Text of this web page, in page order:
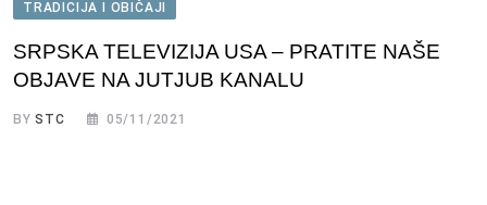
TRADICIJA I OBIČAJI
SRPSKA TELEVIZIJA USA – PRATITE NAŠE
OBJAVE NA JUTJUB KANALU
BYSTC 05/11/2021